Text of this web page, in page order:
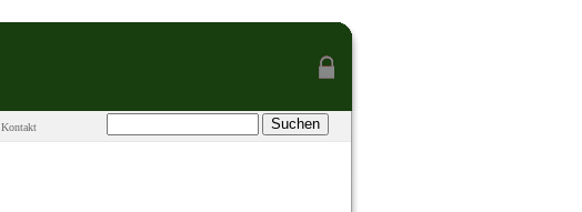
Kontakt